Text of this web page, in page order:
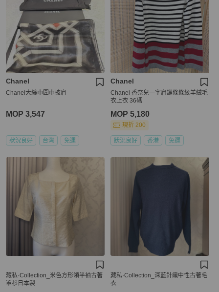
Chanel
Chanel大絲巾圍巾披肩
MOP 3,547
狀況良好 台灣 免運
Chanel
Chanel 香奈兒一字肩鏈條條紋羊絨毛
衣上衣 36碼
MOP 5,180
現折 200
狀況良好 香港 免運
藏私·Collection_米色方形領半袖古著
罩衫日本製
藏私·Collection_深藍針織中性古著毛
衣